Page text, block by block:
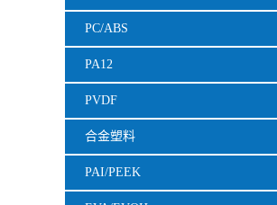
PC/ABS
PA12
PVDF
合金塑料
PAI/PEEK